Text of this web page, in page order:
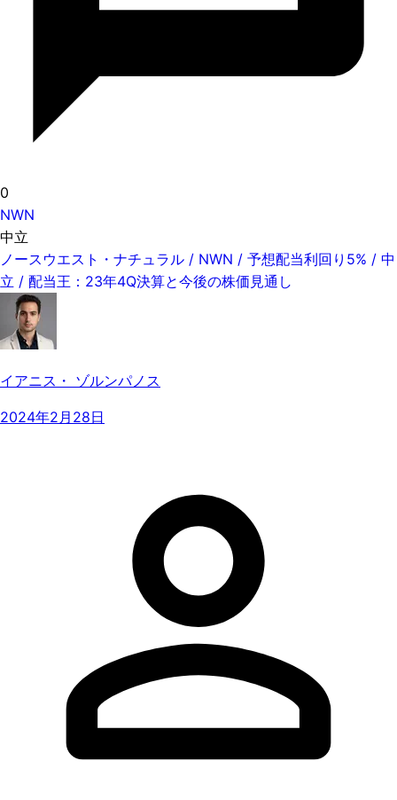
0
NWN
中立
ノースウエスト・ナチュラル / NWN / 予想配当利回り5% / 中
立 / 配当王：23年4Q決算と今後の株価見通し
イアニス・ ゾルンパノス
2024年2月28日